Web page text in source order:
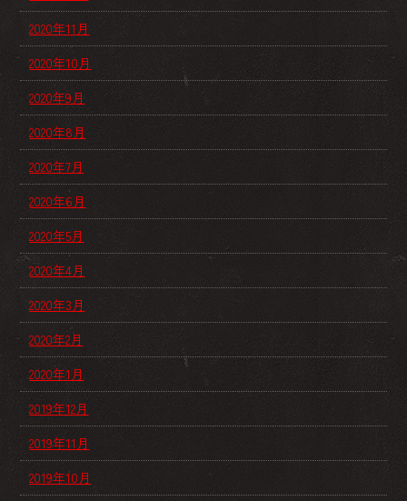
2020年11月
2020年10月
2020年9月
2020年8月
2020年7月
2020年6月
2020年5月
2020年4月
2020年3月
2020年2月
2020年1月
2019年12月
2019年11月
2019年10月